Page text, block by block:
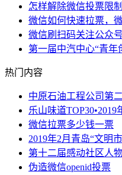
怎样解除微信投票限
微信如何快速拉票，
微信刷扫码关注公众
第一届中汽中心“青年
热门内容
中原石油工程公司第
乐山味道
微信拉票多少钱一票
2019年2月青岛“文明
第十二届感动社区人
伪造微信openid投票